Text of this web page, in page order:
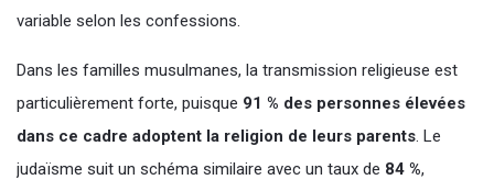
variable selon les confessions.
Dans les familles musulmanes, la transmission religieuse est
particulièrement forte, puisque 91 % des personnes élevées
dans ce cadre adoptent la religion de leurs parents. Le
judaïsme suit un schéma similaire avec un taux de 84 %,